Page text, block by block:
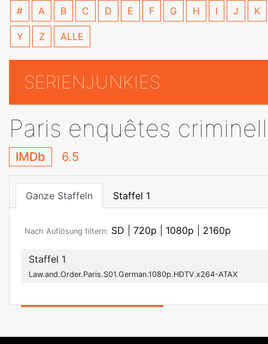
# A B C D E F G H I J K
Y Z ALLE
SERIENJUNKIES
Paris enquêtes
IMDb 6.5
Ganze Staffeln Staffel 1
Nach Auflösung filtern: SD 720p 1080p 2160p
Staffel 1
Law.and.Order.Paris.S01.German.1080p.HDTV.x264-ATAX